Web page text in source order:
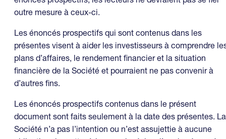
outre mesure à ceux-ci.
Les énoncés prospectifs qui sont contenus dans les
présentes visent à aider les investisseurs à comprendre
plans d’affaires, le rendement financier et la situation
financière de la Société et pourraient ne pas convenir à
d’autres fins.
Les énoncés prospectifs contenus dans le présent
document sont faits seulement à la date des présentes. La
Société n’a pas l’intention ou n’est assujettie à aucune